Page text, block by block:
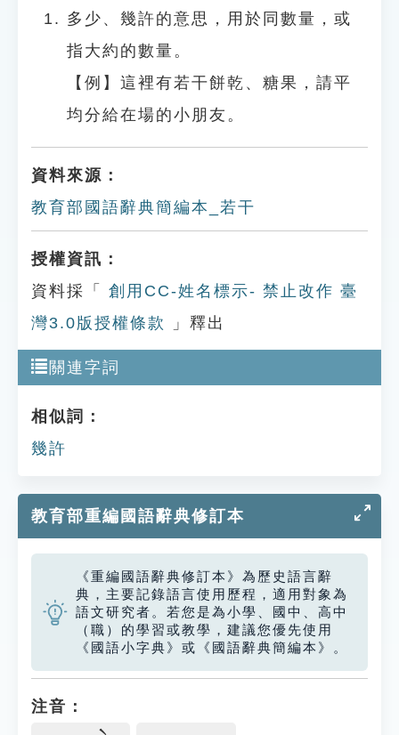
多少、幾許的意思，用於同數量，或
指大約的數量。
【例】這裡有若干餅乾、糖果，請平
均分給在場的小朋友。
資料來源：
教育部國語辭典簡編本_若干
授權資訊：
資料採「
創用CC-姓名標示- 禁止改作 臺
灣3.0版授權條款
」釋出
關連字詞
相似詞：
幾許
教育部重編國語辭典修訂本
《重編國語辭典修訂本》為歷史語言辭
典，主要記錄語言使用歷程，適用對象為
語文研究者。若您是為小學、國中、高中
（職）的學習或教學，建議您優先使用
《國語小字典》或《國語辭典簡編本》。
注音：